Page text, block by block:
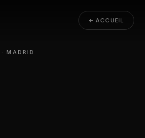
← ACCUEIL
MADRID